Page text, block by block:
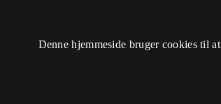
Denne hjemmeside bruger cookies til